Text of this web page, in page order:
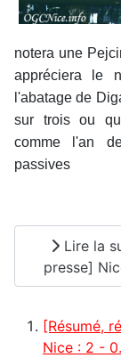
notera une
appréciera le
l'abatage de
sur trois ou
comme l'an
passives
Lire la
presse]
[Résumé,
Nice : 2 -